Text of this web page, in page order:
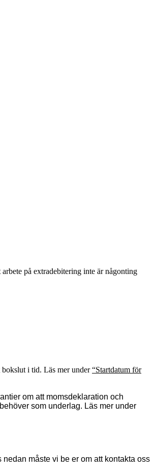
arbete på extradebitering inte är någonting
bokslut i tid. Läs mer under“Startdatum för
om att momsdeklaration och
som underlag. Läs mer under
måste vi be er om att kontakta oss